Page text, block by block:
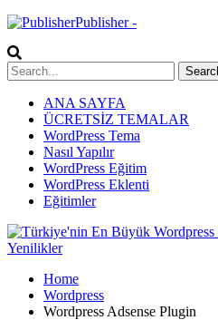
Publisher -
ANA SAYFA
ÜCRETSİZ TEMALAR
WordPress Tema
Nasıl Yapılır
WordPress Eğitim
WordPress Eklenti
Eğitimler
Home
Wordpress
Wordpress Adsense Plugin